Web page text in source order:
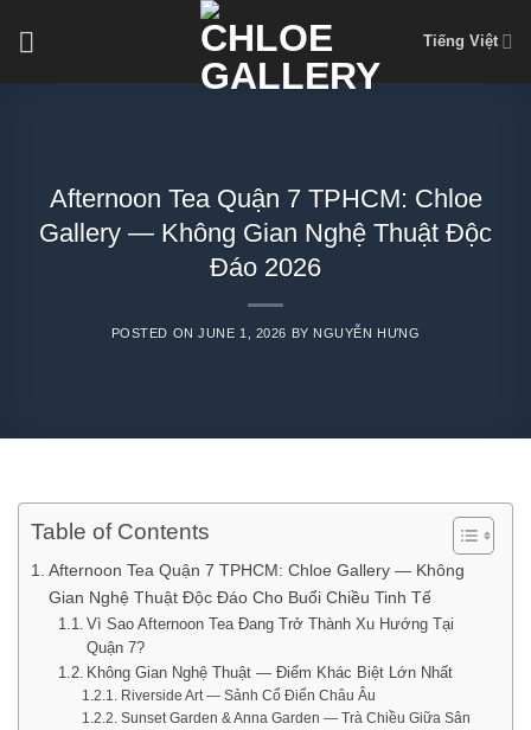
Tiếng Việt
Afternoon Tea Quận 7 TPHCM: Chloe
Gallery — Không Gian Nghệ Thuật Độc
Đáo 2026
POSTED ONJUNE 1, 2026 BY NGUYỄN HƯNG
Table of Contents
Afternoon Tea Quận 7 TPHCM: Chloe Gallery — Không
Gian Nghệ Thuật Độc Đáo Cho Buổi Chiều Tinh Tế
Vì Sao Afternoon Tea Đang Trở Thành Xu Hướng Tại
Quận 7?
Không Gian Nghệ Thuật — Điểm Khác Biệt Lớn Nhất
Riverside Art — Sảnh Cổ Điển Châu Âu
Sunset Garden & Anna Garden — Trà Chiều Giữa Sân